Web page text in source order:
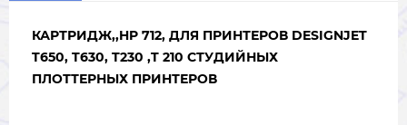
КАРТРИДЖ,,HP 712, ДЛЯ ПРИНТЕРОВ DESIGNJET
T650, T630, T230 ,T 210 СТУДИЙНЫХ
ПЛОТТЕРНЫХ ПРИНТЕРОВ